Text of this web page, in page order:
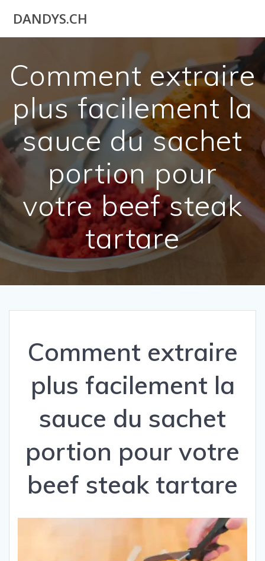
DANDYS.CH
Comment extraire
plus facilement la
sauce du sachet
portion pour
votre beef steak
tartare
Comment extraire
plus facilement la
sauce du sachet
portion pour votre
beef steak tartare